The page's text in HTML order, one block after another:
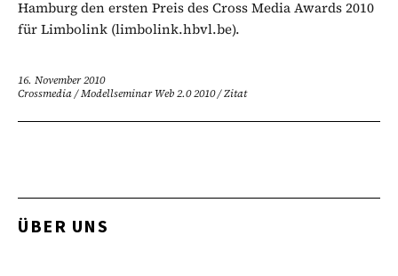
Hamburg den ersten Preis des Cross Media Awards 2010
für Limbolink (limbolink.hbvl.be).
16. November 2010
Crossmedia/Modellseminar Web 2.0 2010/Zitat
ÜBER UNS